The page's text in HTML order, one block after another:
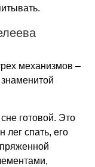
механизмов –
готовой. Это
лег спать, его